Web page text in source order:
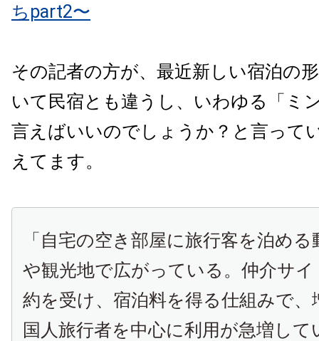
ちpart2〜
その記者の方が、最近新しい宿泊の
いて民宿とも違うし、いわゆる「ミ
言えばいいのでしょうか？と言って
えてます。
「自宅の空き部屋に旅行客を泊め
や観光地で広がっている。仲介サ
約を受け、宿泊料を得る仕組みで、
国人旅行者を中心に利用が急増し